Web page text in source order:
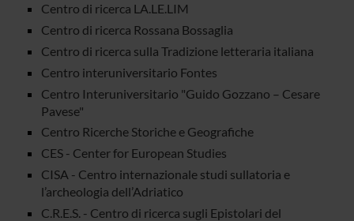
Centro di ricerca LA.LE.LIM
Centro di ricerca Rossana Bossaglia
Centro di ricerca sulla Tradizione letteraria italiana
Centro interuniversitario Fontes
Centro Interuniversitario "Guido Gozzano – Cesare
Pavese"
Centro Ricerche Storiche e Geografiche
CES - Center for European Studies
CISA - Centro internazionale studi sullatoria e
l’archeologia dell’Adriatico
C.R.E.S. - Centro di ricerca sugli Epistolari del